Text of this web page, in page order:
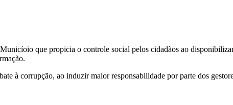
que propicia o controle social pelos cidadãos ao
à corrupção, ao induzir maior responsabilidade por parte dos